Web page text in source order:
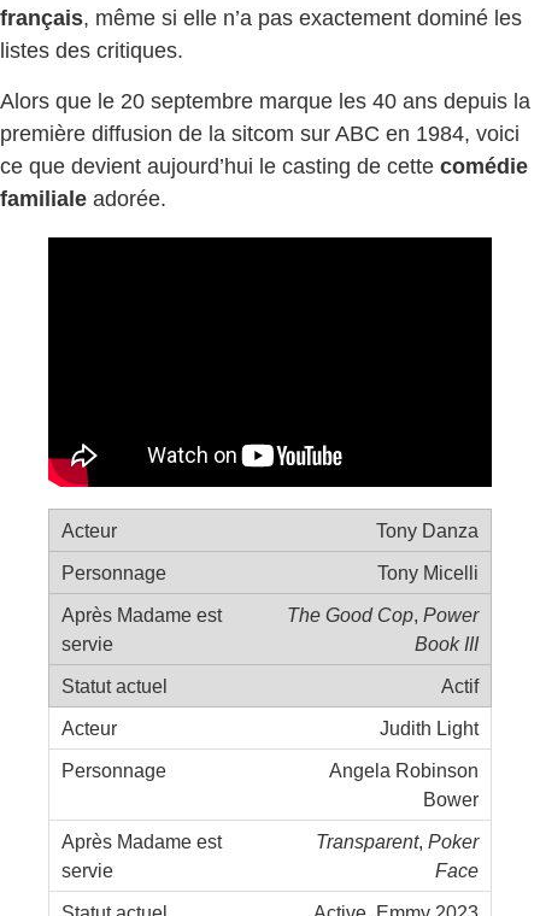
français, même si elle n’a pas exactement dominé les
listes des critiques.
Alors que le 20 septembre marque les 40 ans depuis la
première diffusion de la sitcom sur ABC en 1984, voici
ce que devient aujourd’hui le casting de cette comédie
familiale adorée.
Tony Danza
Tony Micelli
The Good Cop, Power
Book III
Actif
Judith Light
Angela Robinson
Bower
Transparent, Poker
Face